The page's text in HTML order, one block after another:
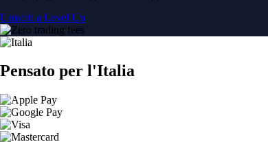
Unisciti a Level Up
Pensato per l'Italia